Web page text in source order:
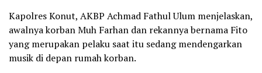
Kapolres Konut, AKBP Achmad Fathul Ulum menjelaskan,
awalnya korban Muh Farhan dan rekannya bernama Fito
yang merupakan pelaku saat itu sedang mendengarkan
musik di depan rumah korban.